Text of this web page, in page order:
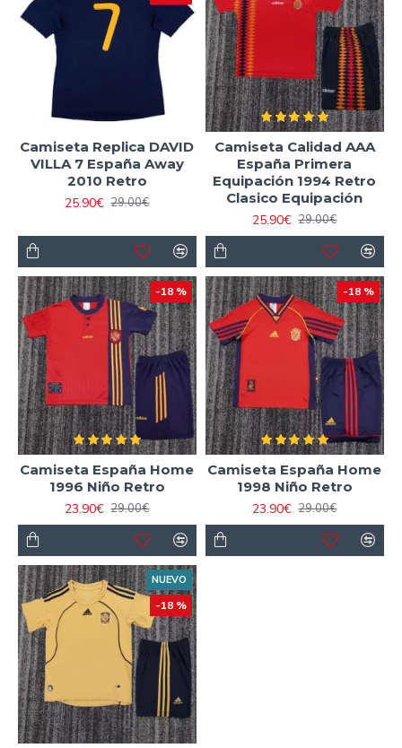
Camiseta Replica DAVID
VILLA 7 España Away
2010 Retro
25.90€ 29.00€
Camiseta Calidad AAA
España Primera
Equipación 1994 Retro
Clasico Equipación
25.90€ 29.00€
-18 %
Camiseta España Home
1996 Niño Retro
23.90€ 29.00€
-18 %
Camiseta España Home
1998 Niño Retro
23.90€ 29.00€
NUEVO
-18 %